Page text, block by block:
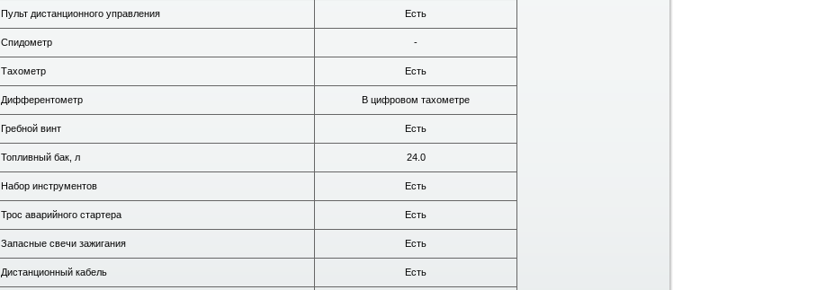
Пульт дистанционного управления Есть
Спидометр -
Тахометр Есть
Дифферентометр В цифровом тахометре
Гребной винт Есть
Топливный бак, л 24.0
Набор инструментов Есть
Трос аварийного стартера Есть
Запасные свечи зажигания Есть
Дистанционный кабель Есть